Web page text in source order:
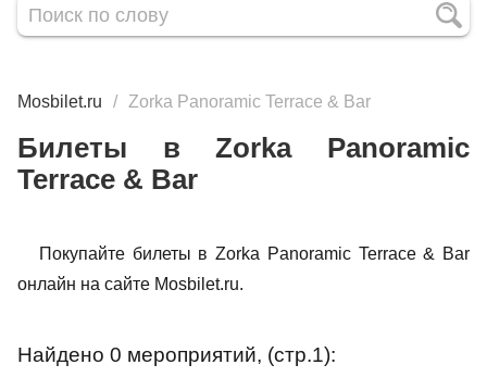
Mosbilet.ru Zorka Panoramic Terrace & Bar
Билеты в Zorka Panoramic
Terrace & Bar
Покупайте билеты в Zorka Panoramic Terrace & Bar
онлайн на сайте Mosbilet.ru.
Найдено 0 мероприятий, (стр.1):